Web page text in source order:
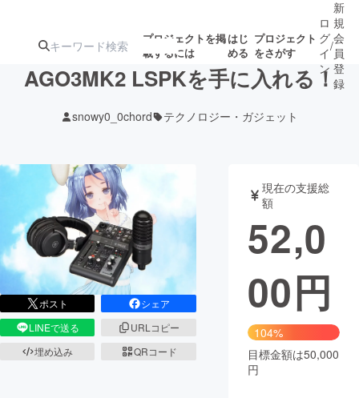
プロジェクトを掲
載するには
はじ
める
プロジェクト
をさがす
アート・写真
テクノロジー・ガジェット ゲーム・サ
映像・映画
ビジネス・起業 チャレンジ
ロ
グ
イ
ン
/
新
規
会
員
登
録
AGO3MK2 LSPKを手に入れる！
snowy0_0chord テクノロジー・ガジェット
ポスト
シェア
LINEで送る
URLコピー
埋め込み
QRコード
現在の支援総
額
52,0
00円
104%
目標金額は50,000
円